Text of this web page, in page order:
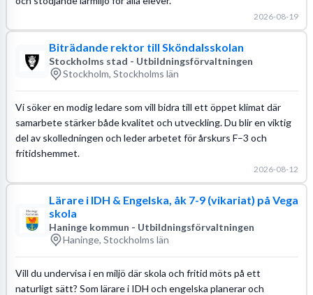
2026-08-19
Biträdande rektor till Sköndalsskolan
Stockholms stad - Utbildningsförvaltningen
Stockholm, Stockholms län
Vi söker en modig ledare som vill bidra till ett öppet klimat där
samarbete stärker både kvalitet och utveckling. Du blir en viktig
del av skolledningen och leder arbetet för årskurs F–3 och
fritidshemmet.
2026-08-12
Lärare i IDH & Engelska, åk 7-9 (vikariat) på Vega
skola
Haninge kommun - Utbildningsförvaltningen
Haninge, Stockholms län
Vill du undervisa i en miljö där skola och fritid möts på ett
naturligt sätt? Som lärare i IDH och engelska planerar och